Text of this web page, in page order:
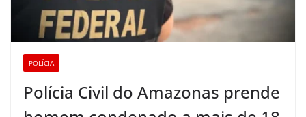
POLÍCIA
Polícia Civil do Amazonas prende